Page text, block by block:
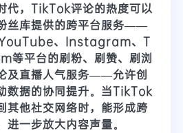
， TikTok评论的热度可以
丝库提供的跨平台服务——
、Instagram、T
等平台的刷粉、刷赞、刷浏
及直播人气服务——允许创
数据的协同提升。当TikTok
其他社交网络时，能形成跨
一步放大内容声量。